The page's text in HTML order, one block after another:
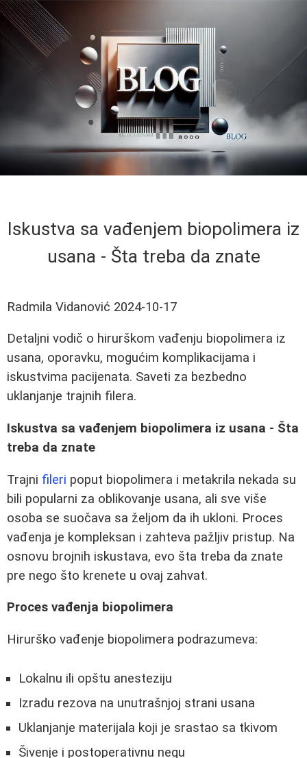
Iskustva sa vađenjem biopolimera iz
usana - Šta treba da znate
Radmila Vidanović 2024-10-17
Detaljni vodič o hirurškom vađenju biopolimera iz
usana, oporavku, mogućim komplikacijama i
iskustvima pacijenata. Saveti za bezbedno
uklanjanje trajnih filera.
Iskustva sa vađenjem biopolimera iz usana - Šta
treba da znate
Trajni fileri poput biopolimera i metakrila nekada su
bili popularni za oblikovanje usana, ali sve više
osoba se suočava sa željom da ih ukloni. Proces
vađenja je kompleksan i zahteva pažljiv pristup. Na
osnovu brojnih iskustava, evo šta treba da znate
pre nego što krenete u ovaj zahvat.
Proces vađenja biopolimera
Hirurško vađenje biopolimera podrazumeva:
Lokalnu ili opštu anesteziju
Izradu rezova na unutrašnjoj strani usana
Uklanjanje materijala koji je srastao sa tkivom
Šivenje i postoperativnu negu